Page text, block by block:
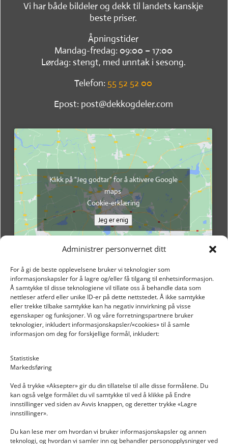
Administrer personvernet ditt
For å gi de beste opplevelsene bruker vi teknologier som
informasjonskapsler for å lagre og/eller få tilgang til enhetsinformasjon.
Å samtykke til disse teknologiene vil tillate oss å behandle data som
nettleser atferd eller unike ID-er på dette nettstedet. Å ikke samtykke
eller trekke tilbake samtykke kan ha negativ innvirkning på visse
egenskaper og funksjoner. Vi og våre forretningspartnere bruker
teknologier, inkludert informasjonskapsler/«cookies» til å samle
informasjon om deg for forskjellige formål, inkludert:
Statistiske
Markedsføring
Ved å trykke «Aksepter» gir du din tillatelse til alle disse formålene. Du
kan også velge formålet du vil samtykke til ved å klikke på Endre
innstillinger ved siden av Avvis knappen, og deretter trykke «Lagre
innstillinger».
Du kan lese mer om hvordan vi bruker informasjonskapsler og annen
teknologi, og hvordan vi samler inn og behandler personopplysninger ved
Vi har både bildeler og dekk til landets kanskje
beste priser.
Åpningstider
Mandag-fredag: 09:00 – 17:00
Lørdag: stengt, med unntak i sesong.
Telefon: 55 52 52 00
Epost: post@dekkogdeler.com
Klikk på "Jeg godtar" for å aktivere Google
maps
Cookie-erklæring
Jeg er enig
INFORMASJON